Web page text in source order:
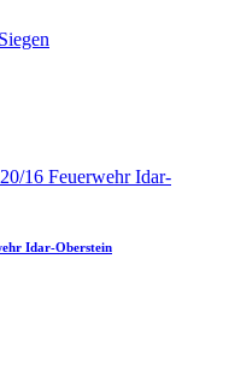
Idar-Oberstein